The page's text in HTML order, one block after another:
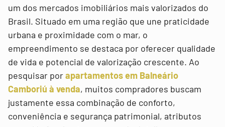
um dos mercados imobiliários mais valorizados do
Brasil. Situado em uma região que une praticidade
urbana e proximidade com o mar, o
empreendimento se destaca por oferecer qualidade
de vida e potencial de valorização crescente. Ao
pesquisar porapartamentos em Balneário
Camboriú à venda, muitos compradores buscam
justamente essa combinação de conforto,
conveniência e segurança patrimonial, atributos